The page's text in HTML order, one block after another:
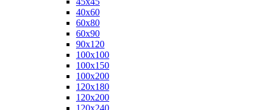
40x60
60x80
60x90
90x120
100x100
100x150
100x200
120x180
120x200
120x240